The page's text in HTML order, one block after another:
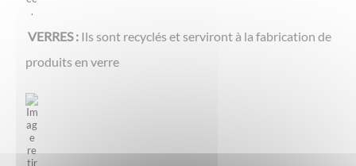
VERRES : Ils sont recyclés et serviront à la fabrication de
produits en verre